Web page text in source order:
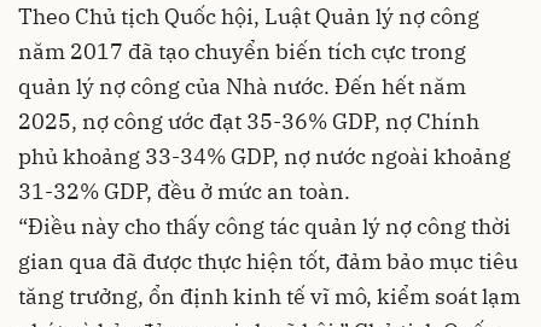
Theo Chủ tịch Quốc hội, Luật Quản lý nợ công
năm 2017 đã tạo chuyển biến tích cực trong
quản lý nợ công của Nhà nước. Đến hết năm
2025, nợ công ước đạt 35-36% GDP, nợ Chính
phủ khoảng 33-34% GDP, nợ nước ngoài khoảng
31-32% GDP, đều ở mức an toàn.
“Điều này cho thấy công tác quản lý nợ công thời
gian qua đã được thực hiện tốt, đảm bảo mục tiêu
tăng trưởng, ổn định kinh tế vĩ mô, kiểm soát lạm